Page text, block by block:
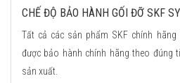
CHẾ ĐỘ BẢO HÀNH GỐI ĐỠ SKF
Tất cả các sản phẩm SKF chính
được bảo hành chính hãng theo đúng
sản xuất.